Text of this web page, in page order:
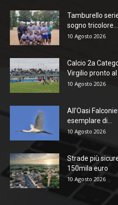
Tamburello
sogno tricolore...
10 Agosto 2026
Calcio 2a
Virgilio pronto al
10 Agosto 2026
All’Oasi
esemplare di...
10 Agosto 2026
Strade più
150mila euro
10 Agosto 2026